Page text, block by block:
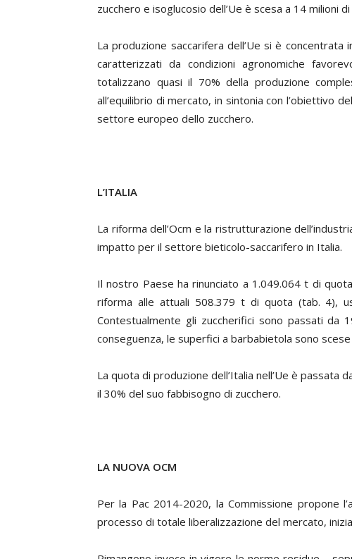
zucchero e isoglucosio dell’Ue è scesa a 14 milioni
La produzione saccarifera dell’Ue si è
caratterizzati da condizioni agronomiche
totalizzano quasi il 70% della produzione
all’equilibrio di mercato, in sintonia con l’obiettivo
settore europeo dello zucchero.
L’ITALIA
La riforma dell’Ocm e la ristrutturazione
impatto per il settore bieticolo-saccarifero in Italia.
Il nostro Paese ha rinunciato a 1.049.064 t di
riforma alle attuali 508.379 t di quota (tab. 4),
Contestualmente gli zuccherifici sono passati da
conseguenza, le superfici a barbabietola sono
La quota di produzione dell’Italia nell’Ue è passata
il 30% del suo fabbisogno di zucchero.
LA NUOVA OCM
Per la Pac 2014-2020, la Commissione propone
processo di totale liberalizzazione del mercato,